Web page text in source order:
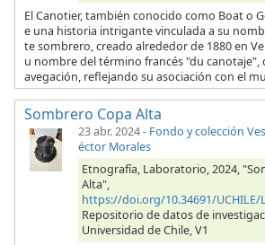
El Canotier, también conocido como Boat o
e una historia intrigante vinculada a su
te sombrero, creado alrededor de 1880 en
u nombre del término francés "du canotaje",
avegación, reflejando su asociación con el
Sombrero Copa Alta
23 abr. 2024- Fondo y colección
éctor Morales
Etnografía, Laboratorio, 2024,
Alta",
https://doi.org/10.34691/UCHILE/
Repositorio de datos de
Universidad de Chile, V1